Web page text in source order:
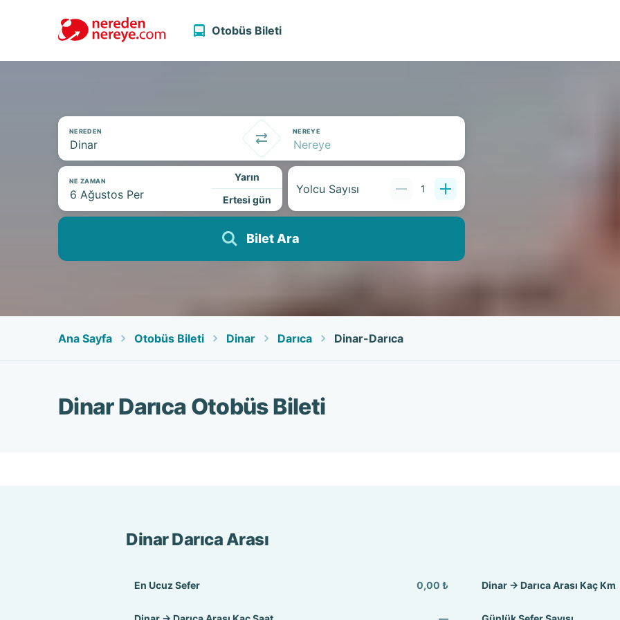
Otobüs Bileti
NEREDEN NEREYE
NE ZAMAN
Yarın
Ertesi gün
Yolcu Sayısı 1
Bilet Ara
Ana Sayfa Otobüs Bileti Dinar Darıca Dinar-Darıca
Dinar Darıca Otobüs Bileti
Dinar Darıca Arası
En Ucuz Sefer 0,00 ₺ Dinar → Darıca Arası Kaç Km